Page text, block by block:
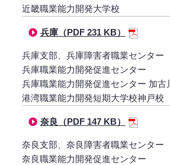
近畿職業能力開発大学校
兵庫（PDF 231 KB）
兵庫支部、兵庫障害者職業センター
兵庫職業能力開発促進センター
兵庫職業能力開発促進センター 加古
港湾職業能力開発短期大学校神戸校
奈良（PDF 147 KB）
奈良支部、奈良障害者職業センター
奈良職業能力開発促進センター